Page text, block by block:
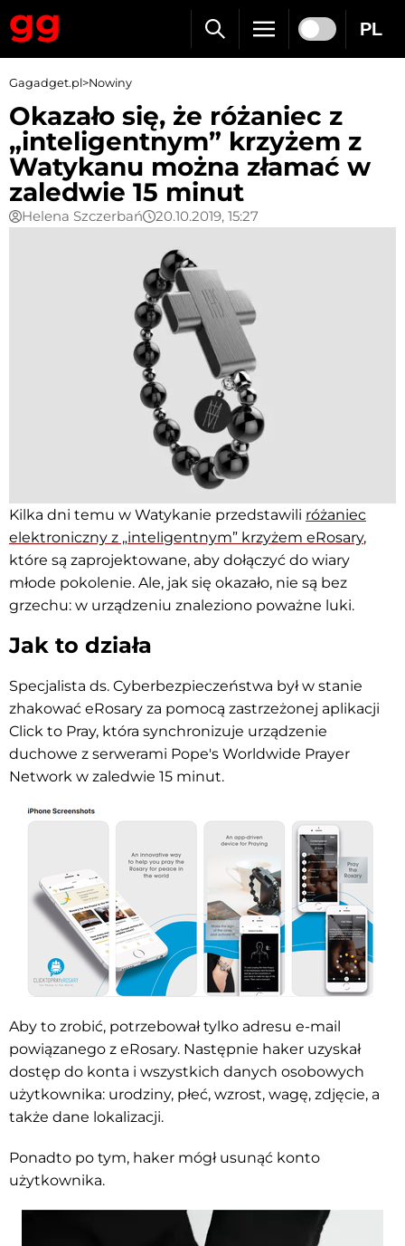
PL
Gagadget.pl>Nowiny
Okazało się, że różaniec z
„inteligentnym” krzyżem z
Watykanu można złamać w
zaledwie 15 minut
Helena Szczerbań 20.10.2019, 15:27
Kilka dni temu w Watykanie przedstawili różaniec
elektroniczny z „inteligentnym” krzyżem eRosary,
które są zaprojektowane, aby dołączyć do wiary
młode pokolenie. Ale, jak się okazało, nie są bez
grzechu: w urządzeniu znaleziono poważne luki.
Jak to działa
Specjalista ds. Cyberbezpieczeństwa był w stanie
zhakować eRosary za pomocą zastrzeżonej aplikacji
Click to Pray, która synchronizuje urządzenie
duchowe z serwerami Pope's Worldwide Prayer
Network w zaledwie 15 minut.
Aby to zrobić, potrzebował tylko adresu e-mail
powiązanego z eRosary. Następnie haker uzyskał
dostęp do konta i wszystkich danych osobowych
użytkownika: urodziny, płeć, wzrost, wagę, zdjęcie, a
także dane lokalizacji.
Ponadto po tym, haker mógł usunąć konto
użytkownika.